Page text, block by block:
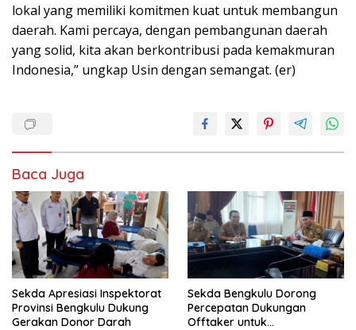
lokal yang memiliki komitmen kuat untuk membangun
daerah. Kami percaya, dengan pembangunan daerah
yang solid, kita akan berkontribusi pada kemakmuran
Indonesia,” ungkap Usin dengan semangat. (er)
Baca Juga
Sekda Apresiasi Inspektorat
Provinsi Bengkulu Dukung
Gerakan Donor Darah
Sekda Bengkulu Dorong
Percepatan Dukungan
Offtaker untuk